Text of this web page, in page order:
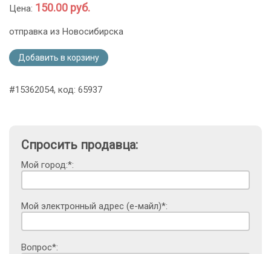
Цена: 150.00 руб.
отправка из Новосибирска
Добавить в корзину
#15362054, код: 65937
Спросить продавца:
Мой город:*:
Мой электронный адрес (е-майл)*:
Вопрос*: